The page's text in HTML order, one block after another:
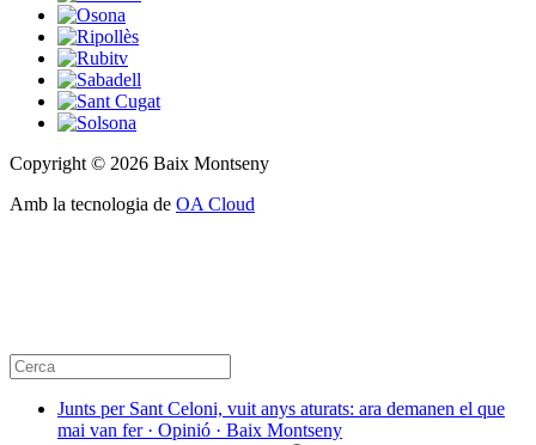
Copyright © 2026 Baix Montseny
Amb la tecnologia de OA Cloud
Junts per Sant Celoni, vuit anys aturats: ara demanen el que
mai van fer · Opinió · Baix Montseny